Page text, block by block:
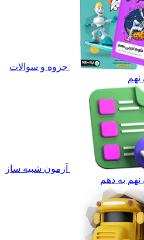
جزوه و سوالات
نهم
آزمون شبیه ساز
نهم به دهم